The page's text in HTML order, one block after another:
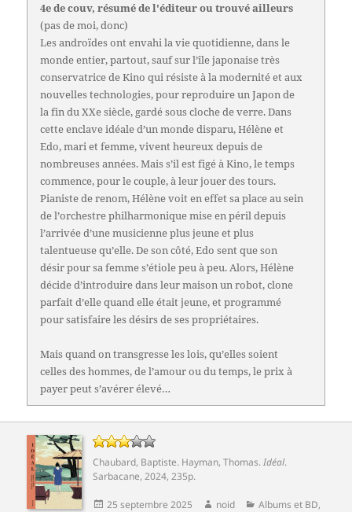
4e de couv, résumé de l'éditeur ou trouvé ailleurs
(pas de moi, donc)
Les androïdes ont envahi la vie quotidienne, dans le
monde entier, partout, sauf sur l’île japonaise très
conservatrice de Kino qui résiste à la modernité et aux
nouvelles technologies, pour reproduire un Japon de
la fin du XXe siècle, gardé sous cloche de verre. Dans
cette enclave idéale d’un monde disparu, Hélène et
Edo, mari et femme, vivent heureux depuis de
nombreuses années. Mais s’il est figé à Kino, le temps
commence, pour le couple, à leur jouer des tours.
Pianiste de renom, Hélène voit en effet sa place au sein
de l’orchestre philharmonique mise en péril depuis
l’arrivée d’une musicienne plus jeune et plus
talentueuse qu’elle. De son côté, Edo sent que son
désir pour sa femme s’étiole peu à peu. Alors, Hélène
décide d’introduire dans leur maison un robot, clone
parfait d’elle quand elle était jeune, et programmé
pour satisfaire les désirs de ses propriétaires.
Mais quand on transgresse les lois, qu’elles soient
celles des hommes, de l’amour ou du temps, le prix à
payer peut s’avérer élevé…
Chaubard, Baptiste. Hayman, Thomas.Idéal.
Sarbacane, 2024, 235p.
Publié
25 septembre 2025 Auteur
noid Catégories
Albums et BD,